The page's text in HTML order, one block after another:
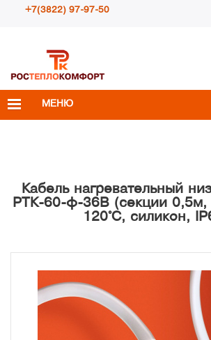
+7(3822) 97-97-50
info@rosteplokomfort.ru
МЕНЮ
Кабель нагревательный
РТК-60-ф-36В (секции
120°С, силикон,